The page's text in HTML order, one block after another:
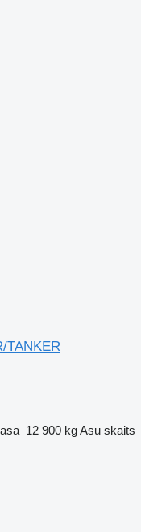
TANKER
12 900 kgAsu skaits